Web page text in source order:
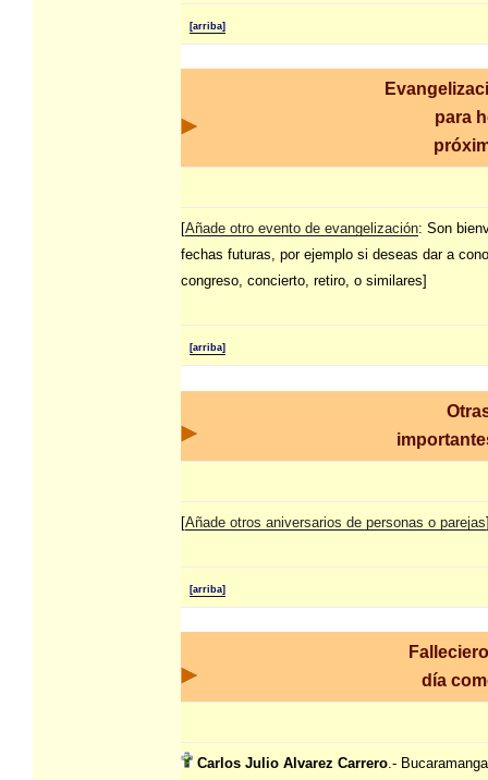
[arriba]
para
[Añade otro evento de evangelización: Son
fechas futuras, por ejemplo si deseas dar a
congreso, concierto, retiro, o similares]
[arriba]
[Añade otros aniversarios de personas o parejas
[arriba]
día
Carlos Julio Alvarez Carrero.-